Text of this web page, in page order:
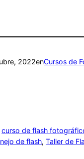
2022enCursos de
curso de flash
de flash, Taller de